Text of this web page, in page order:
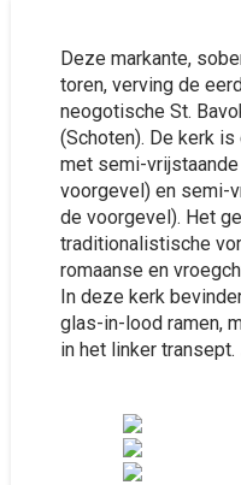
Deze markante,
toren, verving de
neogotische St.
(Schoten). De kerk
met semi-
voorgevel) en semi-
de voorgevel). Het
traditionalistische
romaanse en
In deze kerk
glas-in-lood ramen,
in het linker transept.